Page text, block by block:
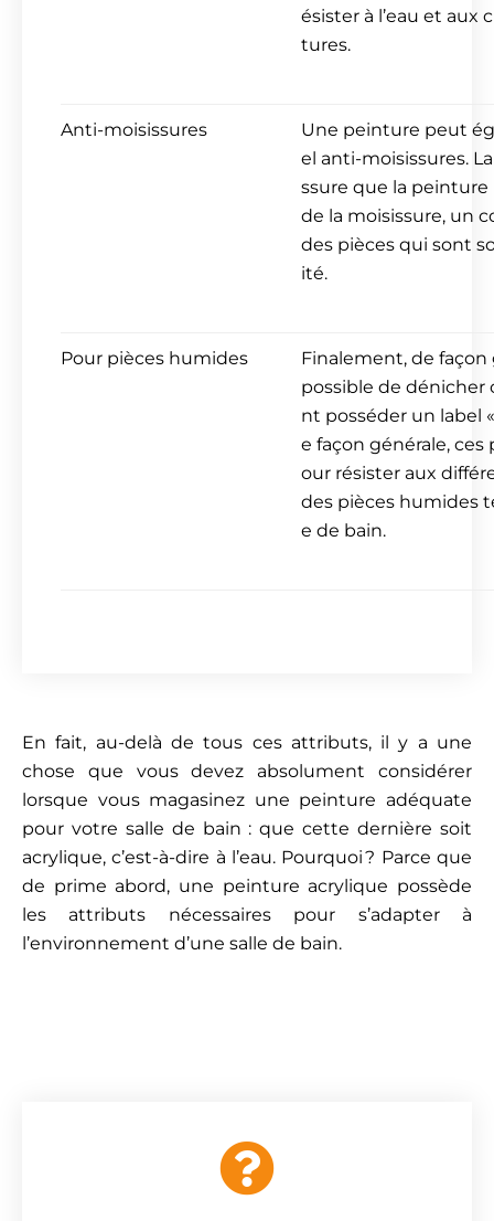
ésister à l’eau et
tures.
Anti-moisissures
Une peinture peut
el anti-moisissures.
ssure que la peinture
de la moisissure, un
des pièces qui sont
ité.
Pour pièces humides
Finalement, de
possible de dénicher
nt posséder un label
e façon générale,
our résister aux
des pièces humides
e de bain.
En fait, au-delà de tous ces attributs, il y a une
chose que vous devez absolument considérer
lorsque vous magasinez une peinture adéquate
pour votre salle de bain : que cette dernière soit
acrylique, c’est-à-dire à l’eau. Pourquoi ? Parce que
de prime abord, une peinture acrylique possède
les attributs nécessaires pour s’adapter à
l’environnement d’une salle de bain.